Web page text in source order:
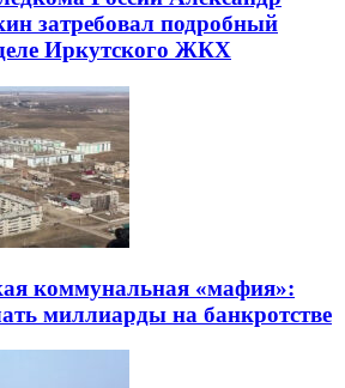
затребовал подробный
Иркутского ЖКХ
коммунальная «мафия»:
миллиарды на банкротстве